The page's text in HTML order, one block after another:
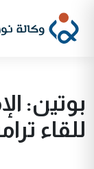
بوتين:
للقاء